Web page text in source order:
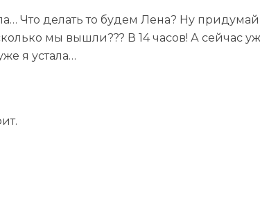
Что делать то будем Лена? Ну
мы вышли??? В 14 часов! А сейчас
я устала…